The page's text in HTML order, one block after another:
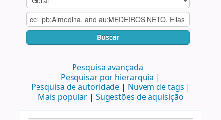
Buscar
Pesquisa avançada
Pesquisar por hierarquia
Pesquisa de autoridade
Nuvem de tags
Mais popular
Sugestões de aquisição